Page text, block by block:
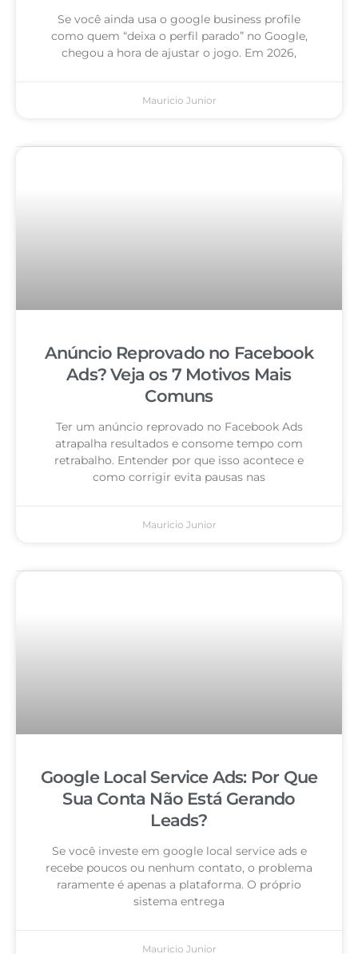
Se você ainda usa o google business profile
como quem “deixa o perfil parado” no Google,
chegou a hora de ajustar o jogo. Em 2026,
Mauricio Junior
Anúncio Reprovado no Facebook
Ads? Veja os 7 Motivos Mais
Comuns
Ter um anúncio reprovado no Facebook Ads
atrapalha resultados e consome tempo com
retrabalho. Entender por que isso acontece e
como corrigir evita pausas nas
Mauricio Junior
Google Local Service Ads: Por Que
Sua Conta Não Está Gerando
Leads?
Se você investe em google local service ads e
recebe poucos ou nenhum contato, o problema
raramente é apenas a plataforma. O próprio
sistema entrega
Mauricio Junior